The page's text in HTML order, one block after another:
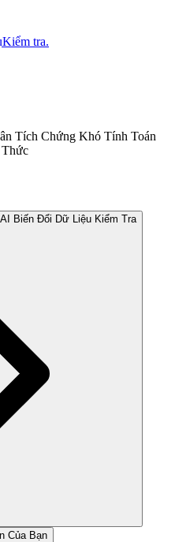
Kiểm tra.
Tích Chứng Khó Tính Toán
Biến Đổi Dữ Liệu Kiểm Tra
Của Bạn